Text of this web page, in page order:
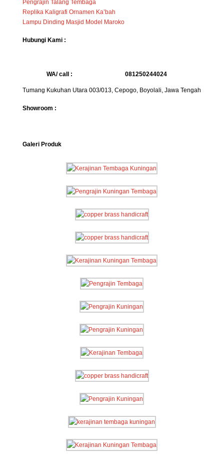
Pengrajin Talang Tembaga
Replika Kaligrafi Ornamen Ka’bah
Lampu Dinding Masjid Model Maroko
Hubungi Kami :
WA/ call : 081250244024
Tumang Kukuhan Utara 003/013, Cepogo, Boyolali, Jawa Tengah
Showroom :
Galeri Produk